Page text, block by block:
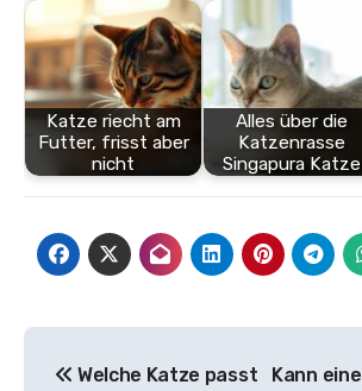
Katze riecht am
Futter, frisst aber
nicht
Alles über die
Katzenrasse
Singapura Katze
Welche Katze passt Kann